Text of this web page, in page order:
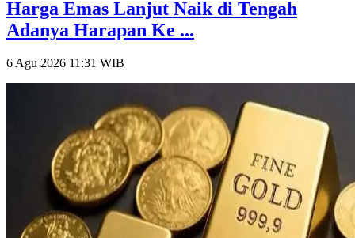
Harga Emas Lanjut Naik di Tengah
Adanya Harapan Ke ...
6 Agu 2026 11:31 WIB